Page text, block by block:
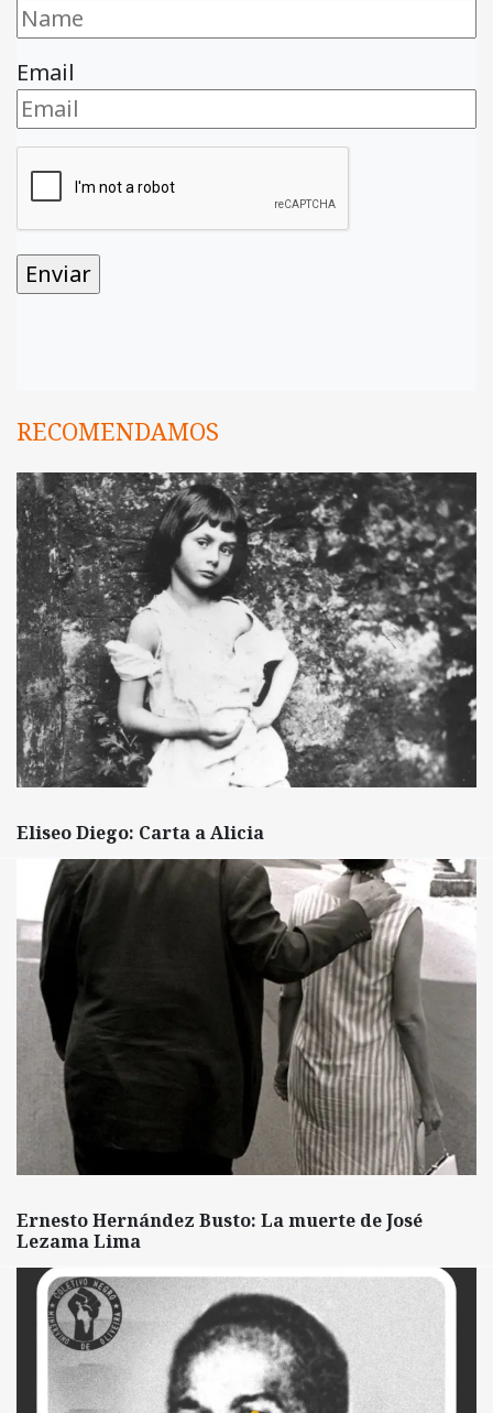
Email
RECOMENDAMOS
Eliseo Diego: Carta a Alicia
Ernesto Hernández Busto: La muerte de José
Lezama Lima